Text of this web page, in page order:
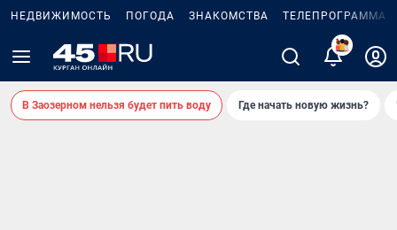
НЕДВИЖИМОСТЬ ПОГОДА ЗНАКОМСТВА ТЕЛЕПРОГРАММА
2
В Заозерном нельзя будет пить воду Где начать новую жизнь?